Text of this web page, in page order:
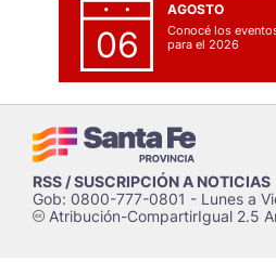
06
AGOSTO
Conocé los
para el 2026
RSS / SUSCRIPCIÓN A NOTICIAS
Gob: 0800-777-0801 - Lunes a
cAtribución-CompartirIgual 2.5